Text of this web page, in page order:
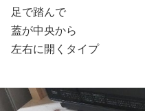
足で踏んで
蓋が中央から
左右に開くタイプ